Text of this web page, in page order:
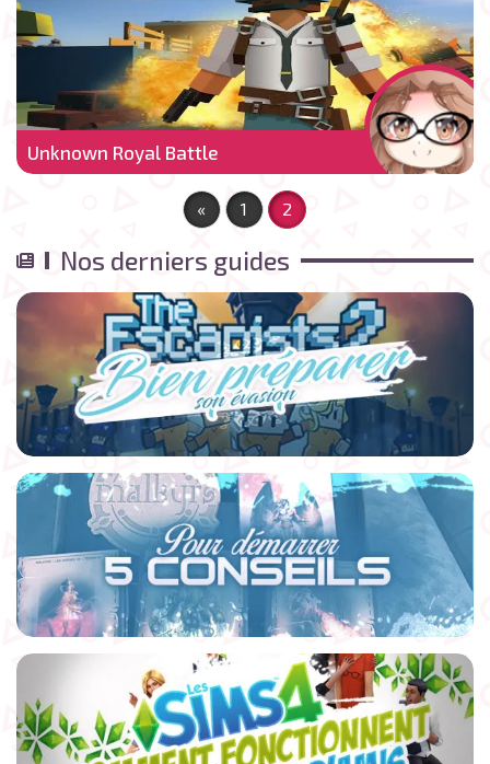
Unknown Royal Battle
« 1 2
Nos derniers guides